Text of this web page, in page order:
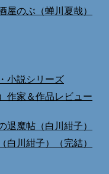
屋のぶ（蝉川夏哉）
小説シリーズ
作家＆作品レビュー
退魔帖（白川紺子）
白川紺子）（完結）